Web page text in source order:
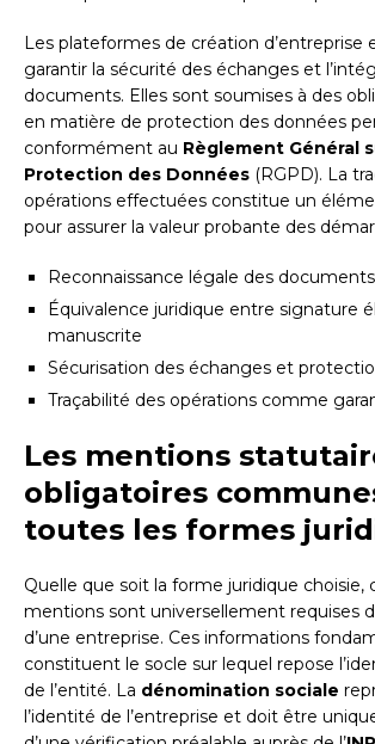
Les plateformes de création d’entreprise
garantir la sécurité des échanges et
documents. Elles sont soumises à des
en matière de protection des données
conformément au Règlement Général
Protection des Données (RGPD). La
opérations effectuées constitue un
pour assurer la valeur probante des
Reconnaissance légale des
Équivalence juridique entre signature
manuscrite
Sécurisation des échanges et
Traçabilité des opérations comme
Les mentions
obligatoires
toutes les formes
Quelle que soit la forme juridique choisie,
mentions sont universellement requises
d’une entreprise. Ces informations
constituent le socle sur lequel repose
de l’entité. La dénomination sociale
l’identité de l’entreprise et doit être